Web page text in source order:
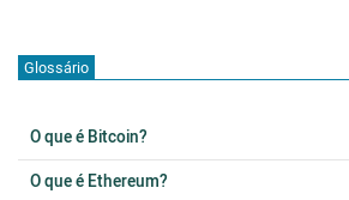
Glossário
O que é Bitcoin?
O que é Ethereum?